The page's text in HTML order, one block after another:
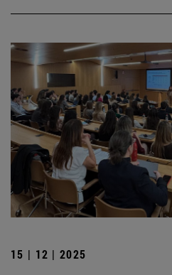
15 | 12 | 2025